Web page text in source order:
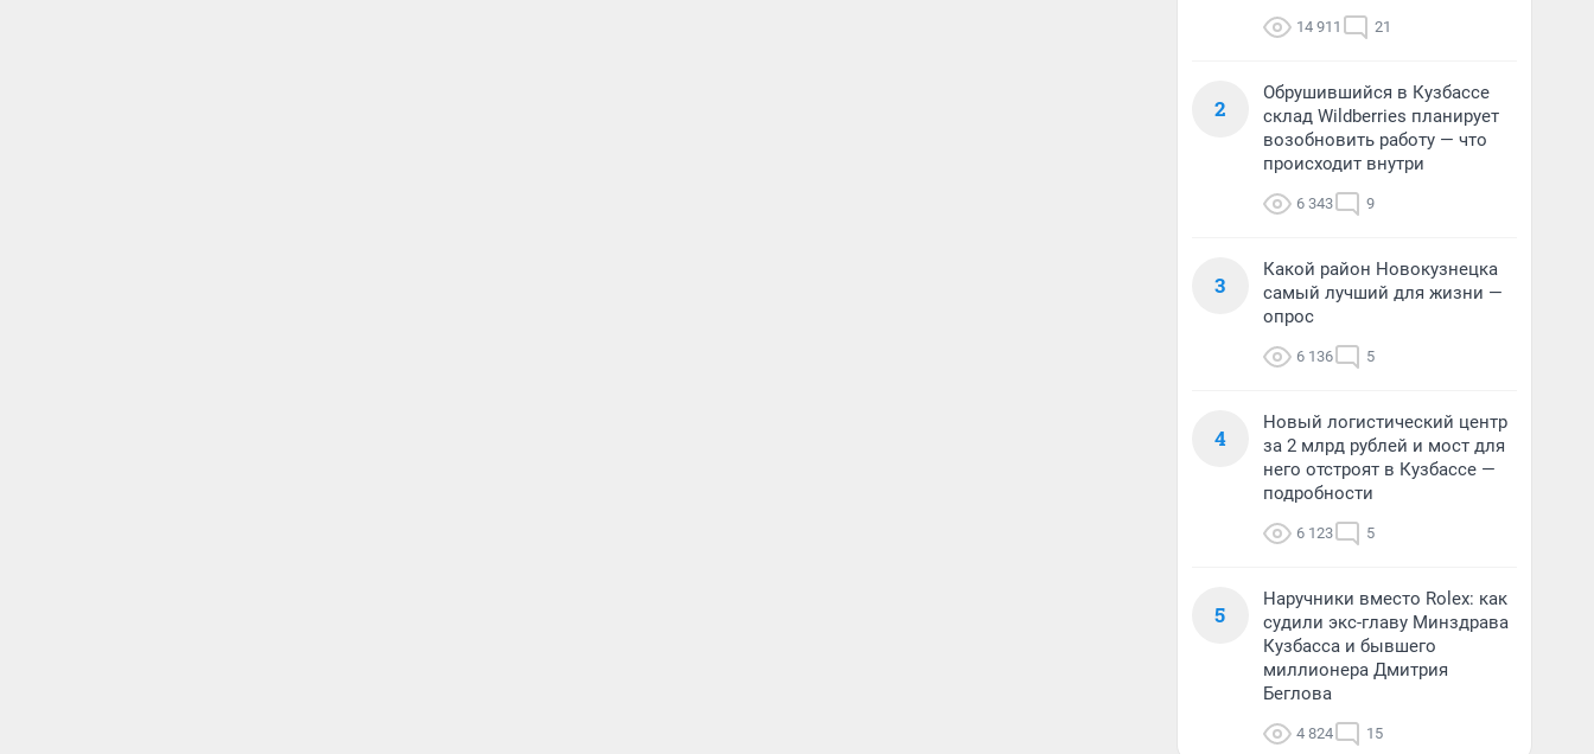
14 911 21
2
Обрушившийся в Кузбассе
склад Wildberries планирует
возобновить работу — что
происходит внутри
6 343 9
3
Какой район Новокузнецка
самый лучший для жизни —
опрос
6 136 5
4
Новый логистический центр
за 2 млрд рублей и мост для
него отстроят в Кузбассе —
подробности
6 123 5
5
Наручники вместо Rolex: как
судили экс-главу Минздрава
Кузбасса и бывшего
миллионера Дмитрия
Беглова
4 824 15